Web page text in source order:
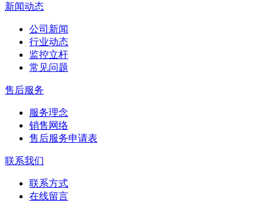
新闻动态
公司新闻
行业动态
监控立杆
常见问题
售后服务
服务理念
销售网络
售后服务申请表
联系我们
联系方式
在线留言